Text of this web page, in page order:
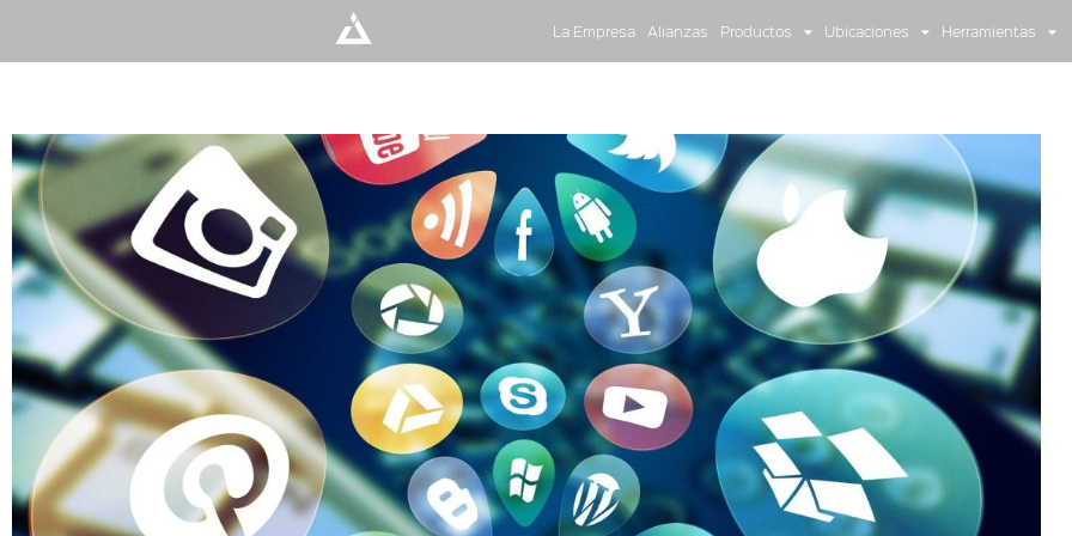
La Empresa Alianzas Productos Ubicaciones Herramientas